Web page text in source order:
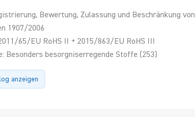
Bewertung, Zulassung und Beschränkung von
1907/2006
65/EU RoHS II + 2015/863/EU RoHS III
Besonders besorgniserregende Stoffe (253)
anzeigen